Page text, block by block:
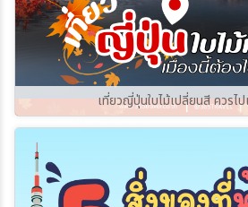
เที่ยวญี่ปุ่นใบไ